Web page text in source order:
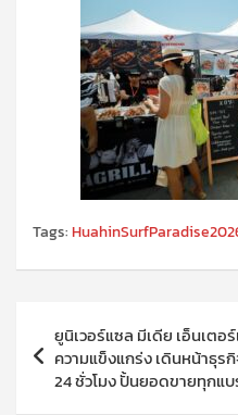
Tags:
เรื่องยูนิเวอร์แซล มีเดีย เอ็นเตอ
ความแข็งแกร่ง เดินหน้าธุรกิ
24 ชั่วโมง ปั้นยอดขายทุกแ